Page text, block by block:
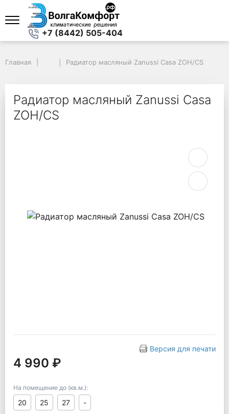
+7 (8442) 505-404
Радиатор масляный Zanussi Casa ZOH/CS
Главная Радиатор масляный Zanussi Casa ZOH/CS
Радиатор масляный Zanussi Casa
ZOH/CS
Версия для печати
4 990 ₽
На помещение до (кв.м.):
20 25 27 -